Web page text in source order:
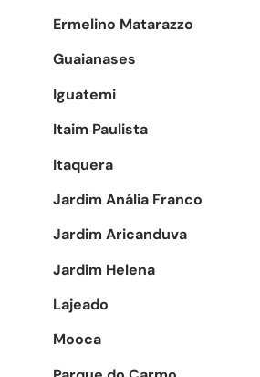
Ermelino Matarazzo
Guaianases
Iguatemi
Itaim Paulista
Itaquera
Jardim Anália Franco
Jardim Aricanduva
Jardim Helena
Lajeado
Mooca